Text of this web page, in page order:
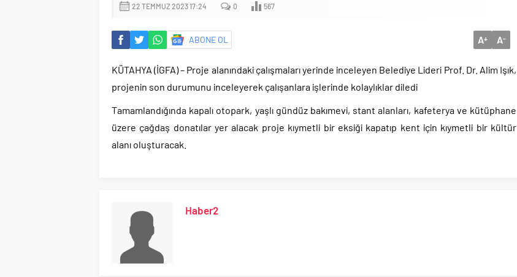
22 TEMMUZ 2023 17:24 0 567
ABONE OL A+ A-
KÜTAHYA (İGFA) – Proje alanındaki çalışmaları yerinde inceleyen Belediye Lideri Prof. Dr. Alim Işık,
projenin son durumunu inceleyerek çalışanlara işlerinde kolaylıklar diledi
Tamamlandığında kapalı otopark, yaşlı gündüz bakımevi, stant alanları, kafeterya ve kütüphane
üzere çağdaş donatılar yer alacak proje kıymetli bir eksiği kapatıp kent için kıymetli bir kültür
alanı oluşturacak.
Haber2